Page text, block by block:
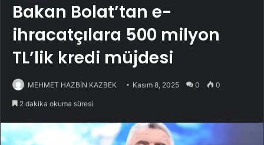
Bakan Bolat’tan e-
ihracatçılara 500 milyon
TL’lik kredi müjdesi
MEHMET HAZBİN KAZBEK Kasım 8, 2025 0 0
2 dakika okuma süresi